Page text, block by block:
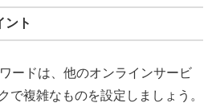
ント
ードは、他のオンラインサービ
で複雑なものを設定しましょう。